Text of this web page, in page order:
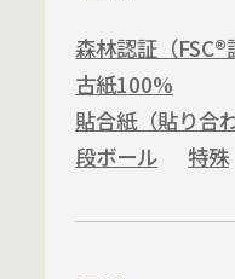
森林認証（FSC®
古紙100%
貼合紙（貼り合
段ボール
特殊